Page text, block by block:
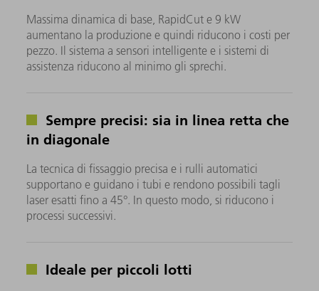
Massima dinamica di base, RapidCut e 9 kW
aumentano la produzione e quindi riducono i costi per
pezzo. Il sistema a sensori intelligente e i sistemi di
assistenza riducono al minimo gli sprechi.
Sempre precisi: sia in linea retta che
in diagonale
La tecnica di fissaggio precisa e i rulli automatici
supportano e guidano i tubi e rendono possibili tagli
laser esatti fino a 45°. In questo modo, si riducono i
processi successivi.
Ideale per piccoli lotti